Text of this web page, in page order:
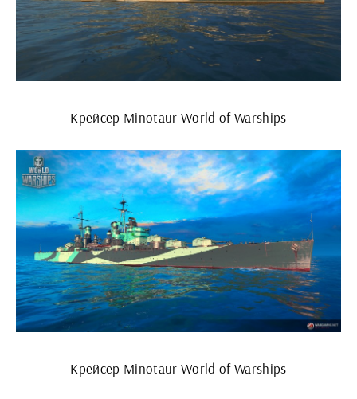
Крейсер Minotaur World of Warships
Крейсер Minotaur World of Warships